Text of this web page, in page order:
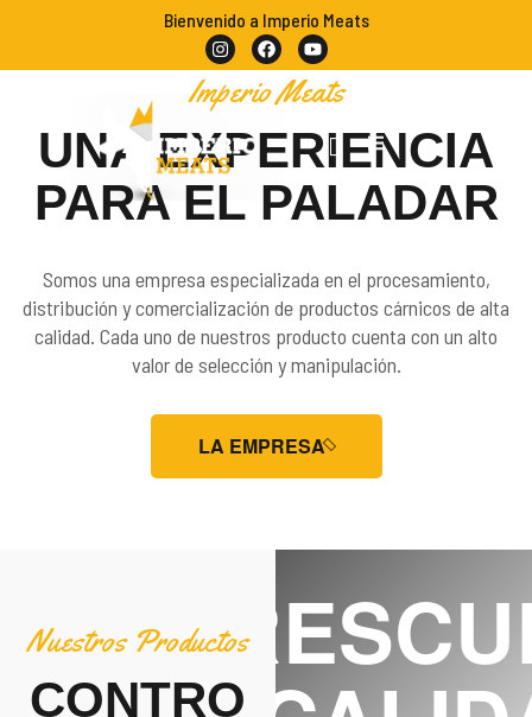
Bienvenido a Imperio Meats
Imperio Meats
UNA EXPERIENCIA
PARA EL PALADAR
Somos una empresa especializada en el procesamiento,
distribución y comercialización de productos cárnicos de alta
calidad. Cada uno de nuestros producto cuenta con un alto
valor de selección y manipulación.
LA EMPRESA
Nuestros Productos
CONTRO